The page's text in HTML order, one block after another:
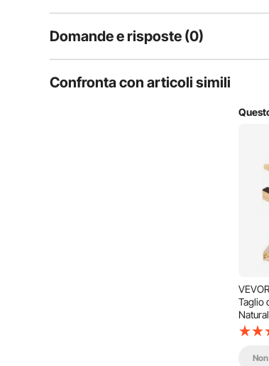
È possibile regolare facilmente la tensione
fatto a mano, candele o altri progetti
Domande e risposte (0)
il prodotto è durevole?
Confronta con articoli simili
Taglio
Taglio